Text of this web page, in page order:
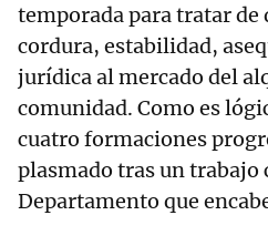
temporada para tratar de
cordura, estabilidad,
jurídica al mercado del
comunidad. Como es
cuatro formaciones
plasmado tras un trabajo
Departamento que